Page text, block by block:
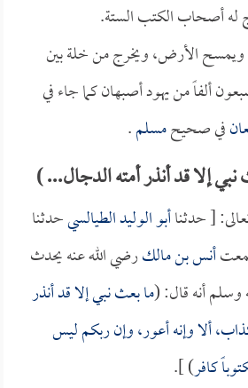
أصحاب الكتب الستة.
الأرض، ويخرج من خلة بين
ألفاً من يهود أصبهان كما جاء في
في صحيحمسلم.
إلا قد أنذر أمته الدجال... )
[ حدثناأبو الوليد الطيالسيحدثنا
أنس بن مالكرضي الله عنه يحدث
وسلم أنه قال: (ما بعث نبي إلا قد أنذر
ألا وإنه أعور، وإن ربكم ليس
كافر) ].